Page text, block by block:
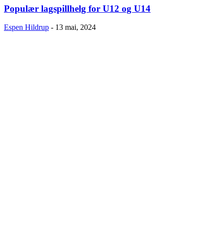
Populær lagspillhelg for U12 og U14
Espen Hildrup - 13 mai, 2024